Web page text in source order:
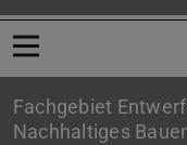
Menü öffnen
Fachgebiet
Nachhaltiges